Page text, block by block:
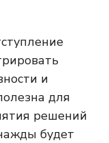
и
для
решений
будет